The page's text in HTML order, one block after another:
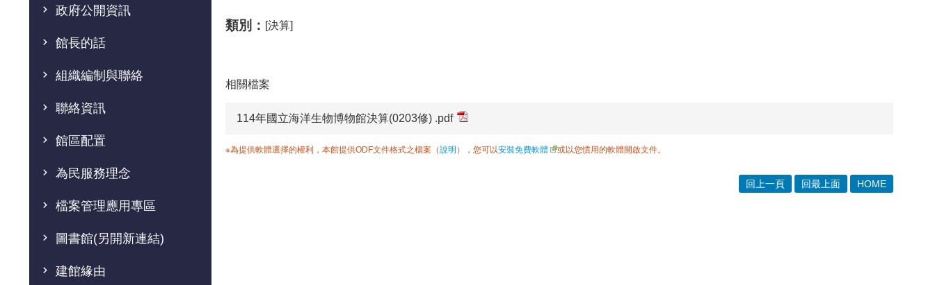
政府公開資訊
館長的話
組織編制與聯絡
聯絡資訊
館區配置
為民服務理念
檔案管理應用專區
圖書館(另開新連結)
建館緣由
類別： [決算]
相關檔案
114年國立海洋生物博物館決算(0203修) .pdf
※為提供軟體選擇的權利，本館提供ODF文件格式之檔案（說明 ），您可以安裝免費軟體 或以您慣用的軟體開啟文件。
回上一頁 回最上面 HOME